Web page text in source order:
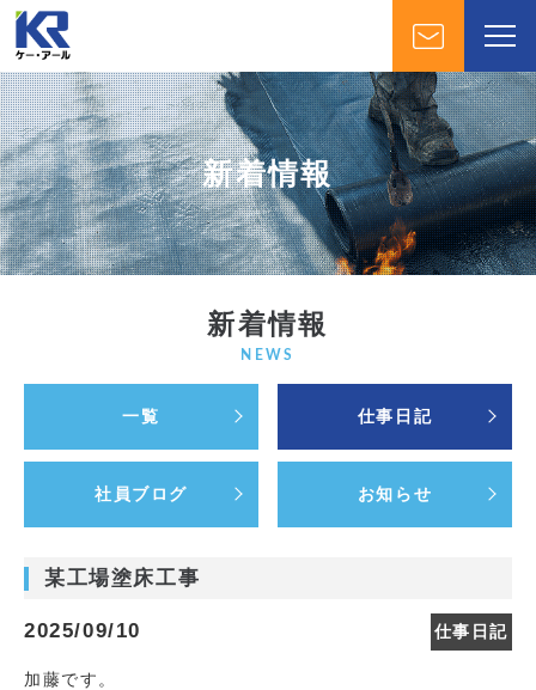
新着情報
新着情報
NEWS
一覧 仕事日記
社員ブログ お知らせ
某工場塗床工事
2025/09/10 仕事日記
加藤です。